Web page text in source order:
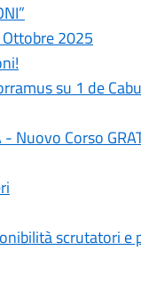
Ottobre 2025
su 1 de
Nuovo Corso
scrutatori e